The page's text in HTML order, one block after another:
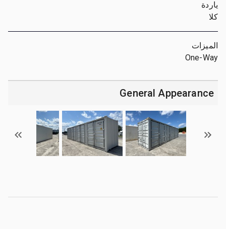
ياردة
كلا
الميزات
One-Way
General Appearance